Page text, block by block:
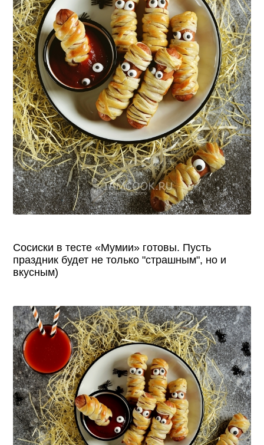
Сосиски в тесте «Мумии» готовы. Пусть
праздник будет не только "страшным", но и
вкусным)